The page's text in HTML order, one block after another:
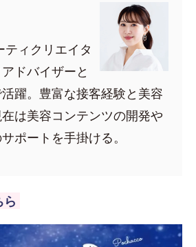
ティクリエイタ
ドバイザーと
躍。豊富な接客経験と美容
は美容コンテンツの開発や
ポートを手掛ける。